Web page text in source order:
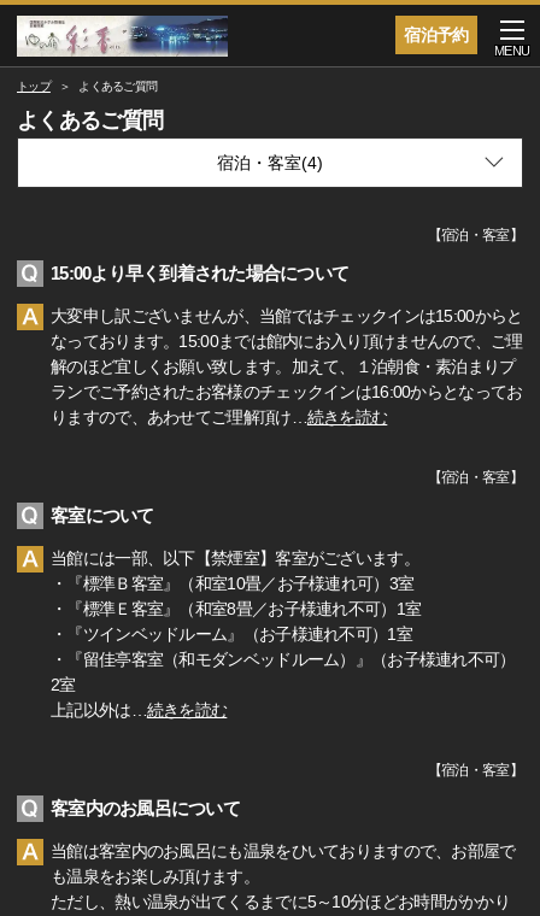
宿泊予約
MENU
トップ よくあるご質問
よくあるご質問
【宿泊・客室】
15:00より早く到着された場合について
大変申し訳ございませんが、当館ではチェックインは15:00からと
なっております。15:00までは館内にお入り頂けませんので、ご理
解のほど宜しくお願い致します。加えて、１泊朝食・素泊まりプ
ランでご予約されたお客様のチェックインは16:00からとなってお
りますので、あわせてご理解頂け
続きを読む
【宿泊・客室】
客室について
当館には一部、以下【禁煙室】客室がございます。
・『標準Ｂ客室』（和室10畳／お子様連れ可）3室
・『標準Ｅ客室』（和室8畳／お子様連れ不可）1室
・『ツインベッドルーム』（お子様連れ不可）1室
・『留佳亭客室（和モダンベッドルーム）』（お子様連れ不可）
2室
上記以外は
続きを読む
【宿泊・客室】
客室内のお風呂について
当館は客室内のお風呂にも温泉をひいておりますので、お部屋で
も温泉をお楽しみ頂けます。
ただし、熱い温泉が出てくるまでに5～10分ほどお時間がかかり